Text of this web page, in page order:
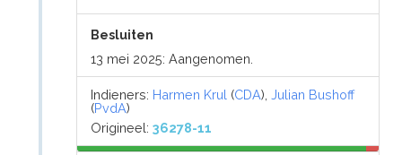
Besluiten
13 mei 2025: Aangenomen.
Indieners: Harmen Krul (CDA),Julian Bushoff
(PvdA)
Origineel:36278-11